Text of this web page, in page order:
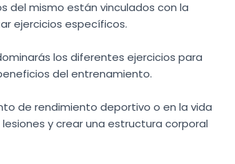
del mismo están vinculados con la
ejercicios específicos.
los diferentes ejercicios para
del entrenamiento.
de rendimiento deportivo o en la vida
y crear una estructura corporal